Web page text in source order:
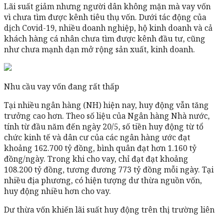
Lãi suất giảm nhưng người dân không mặn mà vay vốn
vì chưa tìm được kênh tiêu thụ vốn. Dưới tác động của
dịch Covid-19, nhiều doanh nghiệp, hộ kinh doanh và cả
khách hàng cá nhân chưa tìm được kênh đầu tư, cũng
như chưa mạnh dạn mở rộng sản xuất, kinh doanh.
Nhu cầu vay vốn đang rất thấp
Tại nhiều ngân hàng (NH) hiện nay, huy động vẫn tăng
trưởng cao hơn. Theo số liệu của Ngân hàng Nhà nước,
tính từ đầu năm đến ngày 20/5, số tiền huy động từ tổ
chức kinh tế và dân cư của các ngân hàng ước đạt
khoảng 162.700 tỷ đồng, bình quân đạt hơn 1.160 tỷ
đồng/ngày. Trong khi cho vay, chỉ đạt đạt khoảng
108.200 tỷ đồng, tương đương 773 tỷ đồng mỗi ngày. Tại
nhiều địa phương, có hiện tượng dư thừa nguồn vốn,
huy động nhiều hơn cho vay.
Dư thừa vốn khiến lãi suất huy động trên thị trường liên